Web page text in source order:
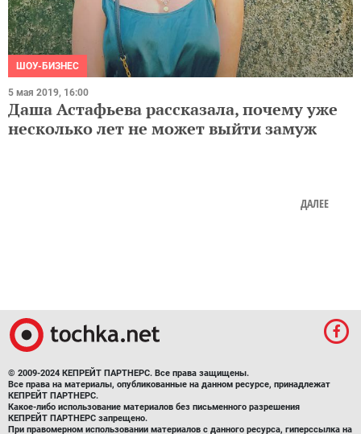
ШОУ-БИЗНЕС
Даша Астафьева рассказала, почему уже
несколько лет не может выйти замуж
© 2009-2024 КЕПРЕЙТ ПАРТНЕРС. Все права защищены.
Все права на материалы, опубликованные на данном ресурсе, принадлежат
КЕПРЕЙТ ПАРТНЕРС.
Какое-либо использование материалов без письменного разрешения
КЕПРЕЙТ ПАРТНЕРС запрещено.
При правомерном использовании материалов с данного ресурса, гиперссылка на